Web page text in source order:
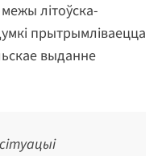
літоўска-
прытрымліваецца
выданне